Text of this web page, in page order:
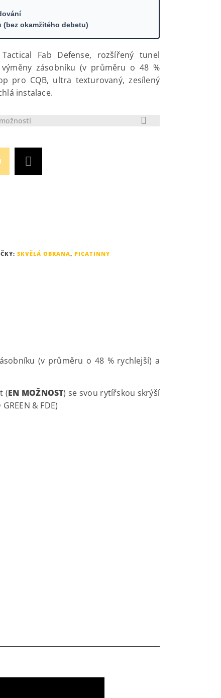
(bez okamžitého debetu)
Fab Defense, rozšířený tunel
zásobníku (v průměru o 48 %
pro CQB, ultra texturovaný, zesílený
instalace.
SKVĚLÁ OBRANA, PICATINNY
(v průměru o 48 % rychlejší) a
(EN MOŽNOST) se svou rytířskou skrýší
& FDE)